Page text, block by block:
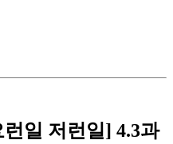
일 저런일] 4.3과